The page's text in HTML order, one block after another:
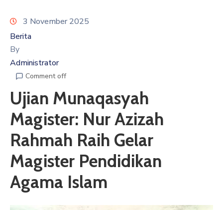
Masyarakat
3 November 2025
Berita
By
Administrator
Comment off
Ujian Munaqasyah
Magister: Nur Azizah
Rahmah Raih Gelar
Magister Pendidikan
Agama Islam